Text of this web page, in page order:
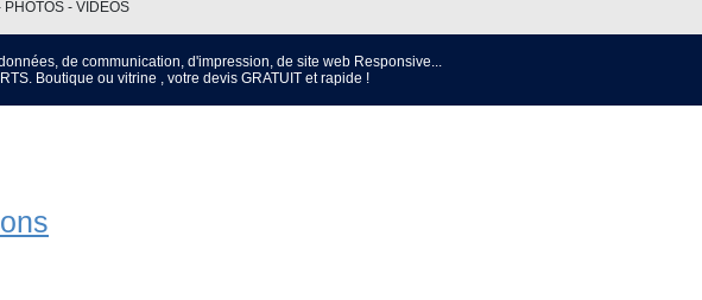
- VIDEOS
de communication, d'impression, de site web Responsive...
Boutique ou vitrine , votre devis GRATUIT et rapide !